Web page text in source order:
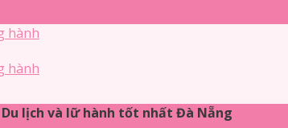
Du lịch và lữ hành tốt nhất Đà Nẵng